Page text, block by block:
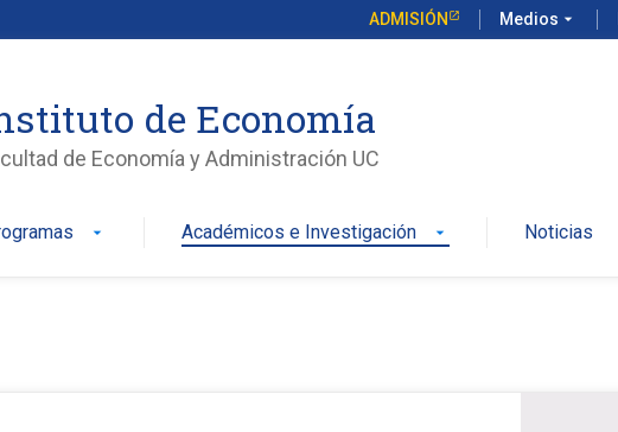
ADMISIÓN Medios arrow_drop_down
de Economía
de Economía y Administración UC
arrow_drop_down Académicos e Investigación arrow_drop_down Noticias